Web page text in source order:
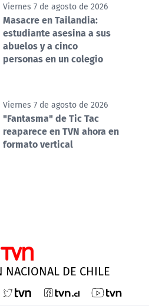
Viernes 7 de agosto de 2026
Masacre en Tailandia:
estudiante asesina a sus
abuelos y a cinco
personas en un colegio
Viernes 7 de agosto de 2026
"Fantasma" de Tic Tac
reaparece en TVN ahora en
formato vertical
NACIONAL DE CHILE